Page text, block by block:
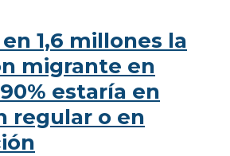
1,6 millones la
migrante en
estaría en
regular o en